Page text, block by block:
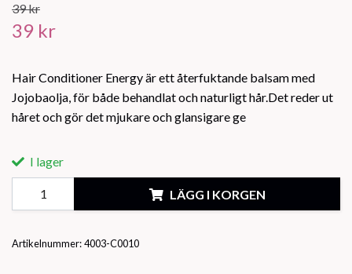
39 kr
39 kr
Hair Conditioner Energy är ett återfuktande balsam med
Jojobaolja, för både behandlat och naturligt hår.Det reder ut
håret och gör det mjukare och glansigare ge
I lager
LÄGG I KORGEN
Artikelnummer:4003-C0010